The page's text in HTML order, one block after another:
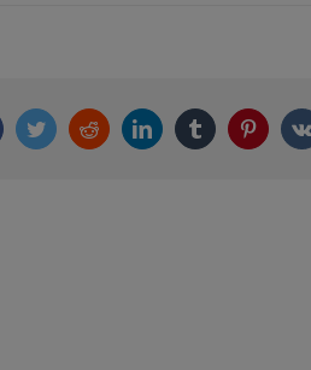
FacebookTwitterRedditLinkedInTumblr